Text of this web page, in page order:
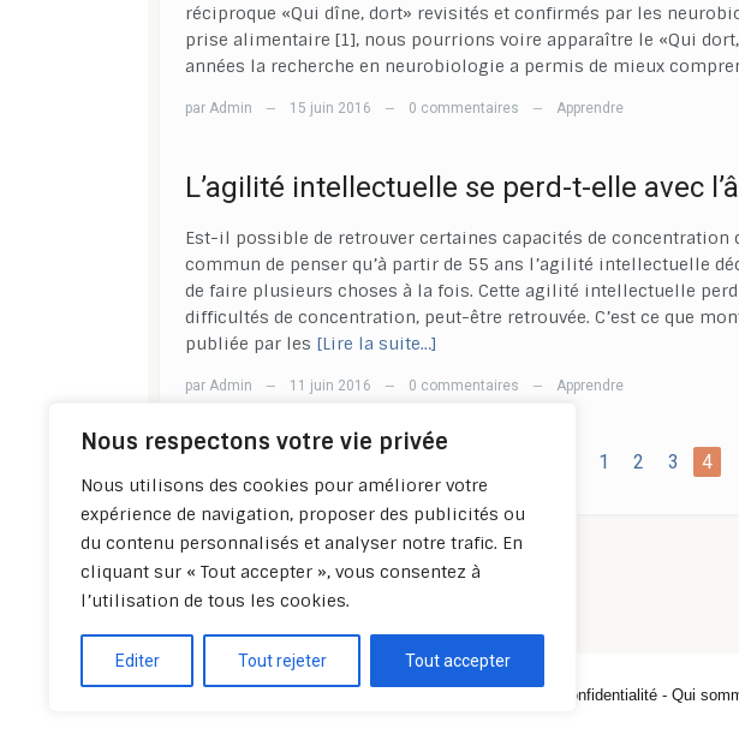
Nous respectons votre vie privée
Nous utilisons des cookies pour améliorer votre
expérience de navigation, proposer des publicités ou
du contenu personnalisés et analyser notre trafic. En
cliquant sur « Tout accepter », vous consentez à
l’utilisation de tous les cookies.
Editer Tout rejeter Tout accepter
réciproque «Qui dîne, dort» revisités et confirmés par les
prise alimentaire [1], nous pourrions voire apparaître le «Qui
années la recherche en neurobiologie a permis de mieux
par Admin — 15 juin 2016 — 0 commentaires — Apprendre
L’agilité intellectuelle se perd-t-elle avec
Est-il possible de retrouver certaines capacités de concentration
commun de penser qu’à partir de 55 ans l’agilité intellectuelle
de faire plusieurs choses à la fois. Cette agilité intellectuelle
difficultés de concentration, peut-être retrouvée. C’est ce que
publiée par les [Lire la suite…]
par Admin — 11 juin 2016 — 0 commentaires — Apprendre
1 2 3 4
Politique de confidentialité - Qui